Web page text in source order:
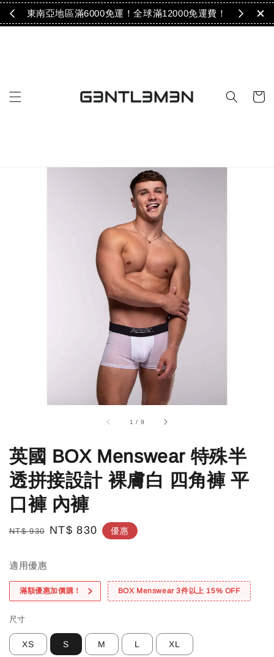
！ 東南亞地區滿6000免運！全球滿12000免運費！
1 / 9
英國 BOX Menswear 特殊半
透拼接設計 裸膚白 四角褲 平
口褲 內褲
Regular
NT$ 930 Sale
NT$ 830 優惠
適用優惠
滿額優惠加價購！ BOX Menswear 3件以上 15% OFF
尺寸
XS S M L XL